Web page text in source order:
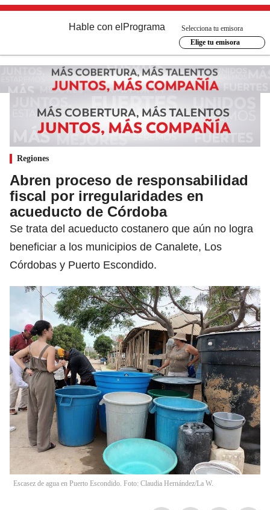
Hable con el Programa
Selecciona tu emisora
Elige tu emisora
Regiones
Abren proceso de responsabilidad
fiscal por irregularidades en
acueducto de Córdoba
Se trata del acueducto costanero que aún no logra
beneficiar a los municipios de Canalete, Los
Córdobas y Puerto Escondido.
Escasez de agua en Puerto Escondido. Foto: Claudia Hernández/La W.